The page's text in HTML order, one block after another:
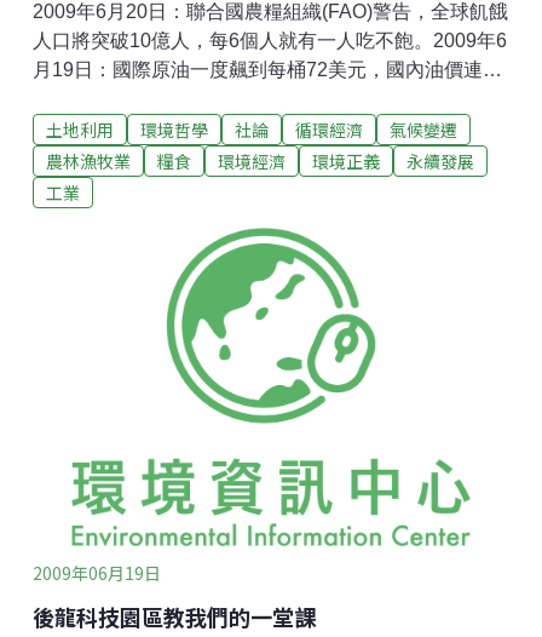
2009年6月20日：聯合國農糧組織(FAO)警告，全球飢餓
人口將突破10億人，每6個人就有一人吃不飽。2009年6
月19日：國際原油一度飆到每桶72美元，國內油價連續
怕重演去年高糧價的噩夢。2009年4月到6月：中科四期
二林園區、後龍科學園區、台中后里都市變更...各地方
政府忙著徵收農地變建地。剩餘的農地正面臨工廠廢水
及土壤汙染，或因沒水灌溉被迫休耕。台南縣東山鄉永
揚垃圾掩埋場，則正在威脅東山的柳丁園。2009年1月
到3月：台灣氣溫異常飆高與溫差過大，使得花東的稻米
不稔實；而台東的特產脆梅，今年則一顆都沒長好；彰
化海岸濕地的的西施舌，竟全都不見了。台灣的國土規
劃與農業政策，在2009年的此刻，正面臨內外交相迫的
土地利用 環境哲學 社論 循環經濟
氣候變遷
農林漁牧業
糧食 環境經濟 環境正義
永續發展
工業
2009年06月19日
後龍科技園區教我們的一堂課